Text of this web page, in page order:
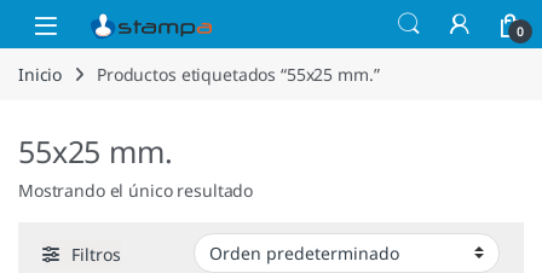
Saltar a la navegación
Saltar al contenido
Open 0
Inicio Productos etiquetados “55x25 mm.”
55x25 mm.
Mostrando el único resultado
Filtros